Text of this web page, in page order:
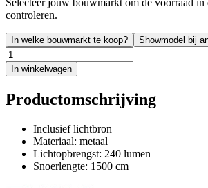
controleren.
In welke bouwmarkt te koop? Showmodel bij
In winkelwagen
Productomschrijving
Inclusief lichtbron
Materiaal: metaal
Lichtopbrengst: 240 lumen
Snoerlengte: 1500 cm